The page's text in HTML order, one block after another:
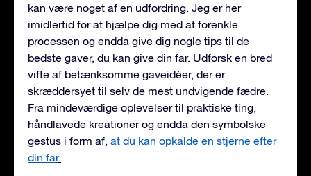
kan være noget af en udfordring. Jeg er her
imidlertid for at hjælpe dig med at forenkle
processen og endda give dig nogle tips til de
bedste gaver, du kan give din far. Udforsk en bred
vifte af betænksomme gaveidéer, der er
skræddersyet til selv de mest undvigende fædre.
Fra mindeværdige oplevelser til praktiske ting,
håndlavede kreationer og endda den symbolske
gestus i form af, at du kan opkalde en stjerne efter
din far.